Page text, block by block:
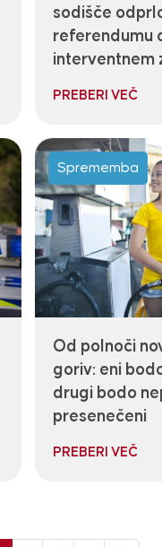
sodišče
referendumu
interventnem
PREBERI VEČ
Sprememba
Od polnoči
goriv: eni
drugi bodo
presenečeni
PREBERI VEČ